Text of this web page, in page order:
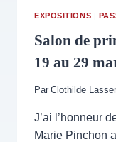
EXPOSITIONS |
Salon de
19 au 29
Par Clothilde
J’ai l’honneur
Marie Pinchon